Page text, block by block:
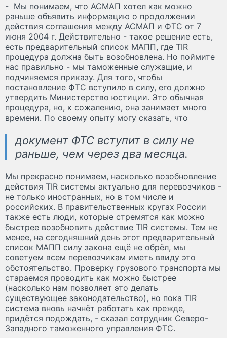
- Мы понимаем, что АСМАП хотел как можно
раньше объявить информацию о продолжении
действия соглашения между АСМАП и ФТС от 7
июня 2004 г. Действительно - такое решение есть,
есть предварительный список МАПП, где TIR
процедура должна быть возобновлена. Но поймите
нас правильно - мы таможенные служащие, и
подчиняемся приказу. Для того, чтобы
постановление ФТС вступило в силу, его должно
утвердить Министерство юстиции. Это обычная
процедура, но, к сожалению, она занимает много
времени. По своему опыту могу сказать, что
документ ФТС вступит в силу не
раньше, чем через два месяца.
Мы прекрасно понимаем, насколько возобновление
действия TIR системы актуально для перевозчиков -
не только иностранных, но в том числе и
российских. В правительственных кругах России
также есть люди, которые стремятся как можно
быстрее возобновить действие TIR системы. Тем не
менее, на сегодняшний день этот предварительный
список МАПП силу закона ещё не обрёл, мы
советуем всем перевозчикам иметь ввиду это
обстоятельство. Проверку грузового транспорта мы
стараемся проводить как можно быстрее
(насколько нам позволяет это делать
существующее законодательство), но пока TIR
система вновь начнёт работать как прежде,
придётся подождать, - сказал сотрудник Северо-
Западного таможенного управления ФТС.